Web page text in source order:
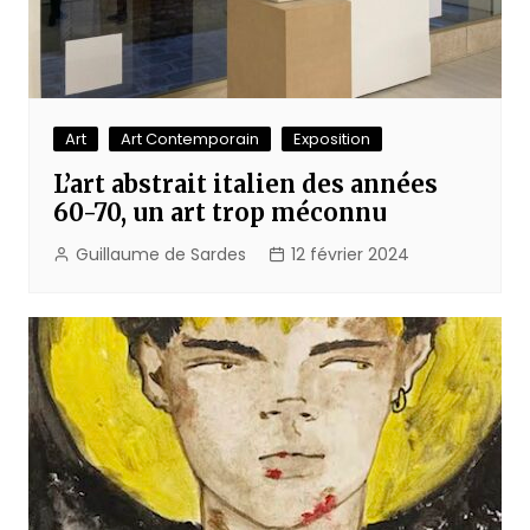
Art Art Contemporain Exposition
L’art abstrait italien des années
60-70, un art trop méconnu
Guillaume de Sardes 12 février 2024